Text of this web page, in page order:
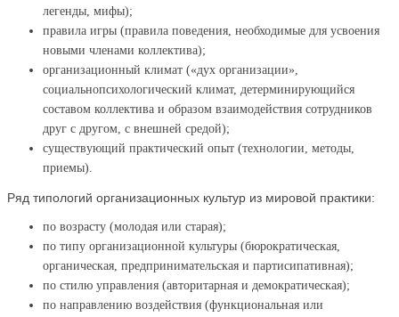
легенды, мифы);
правила игры (правила поведения, необходимые для усвоения
новыми членами коллектива);
организационный климат («дух организации»,
социальнопсихологический климат, детерминирующийся
составом коллектива и образом взаимодействия сотрудников
друг с другом, с внешней средой);
существующий практический опыт (технологии, методы,
приемы).
Ряд типологий организационных культур из мировой практики:
по возрасту (молодая или старая);
по типу организационной культуры (бюрократическая,
органическая, предпринимательская и партисипативная);
по стилю управления (авторитарная и демократическая);
по направлению воздействия (функциональная или